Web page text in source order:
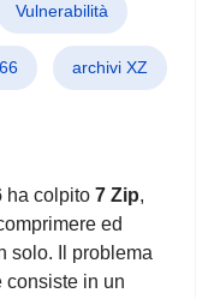
Vulnerabilità
archivi XZ
ha colpito 7 Zip,
ed
solo. Il problema
consiste in un